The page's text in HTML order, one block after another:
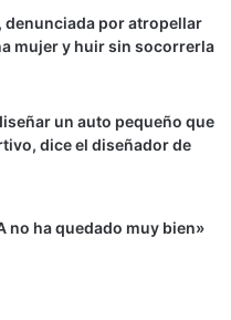
denunciada por atropellar
mujer y huir sin socorrerla
un auto pequeño que
dice el diseñador de
no ha quedado muy bien»